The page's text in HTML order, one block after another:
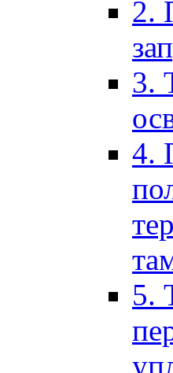
2.
3.
4.
5.